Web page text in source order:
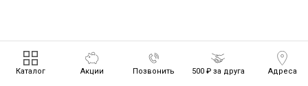
Каталог Акции Позвонить 500 ₽ за друга Адреса